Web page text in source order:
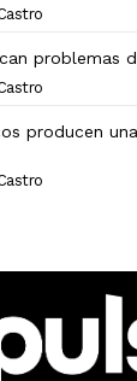
problemas
producen